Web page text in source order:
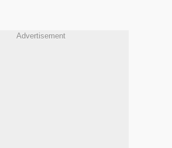
Advertisement